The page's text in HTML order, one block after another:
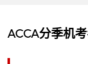
ACCA分季机